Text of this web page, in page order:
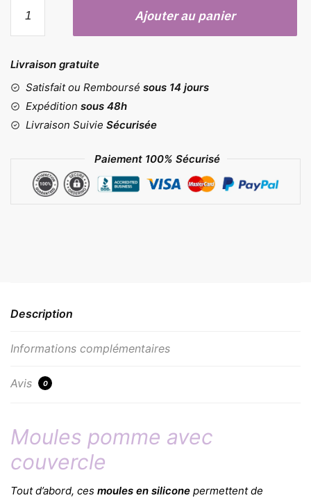
Moules
avec
couvercle
Ajouter au panier
Livraison gratuite
Satisfait ou Remboursé sous 14 jours
Expédition sous 48h
Livraison Suivie Sécurisée
Paiement 100% Sécurisé
Description
Informations complémentaires
Avis 0
Moules pomme avec
couvercle
Tout d’abord, ces moules en silicone permettent de